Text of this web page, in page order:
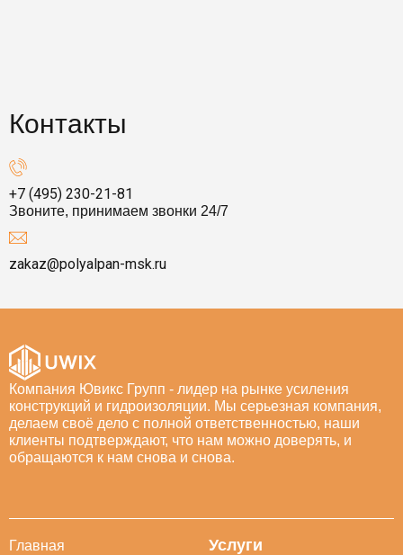
Контакты
+7 (495) 230-21-81
Звоните, принимаем звонки 24/7
zakaz@polyalpan-msk.ru
Компания Ювикс Групп - лидер на рынке усиления
конструкций и гидроизоляции. Мы серьезная компания,
делаем своё дело с полной ответственностью, наши
клиенты подтверждают, что нам можно доверять, и
обращаются к нам снова и снова.
Главная
Услуги